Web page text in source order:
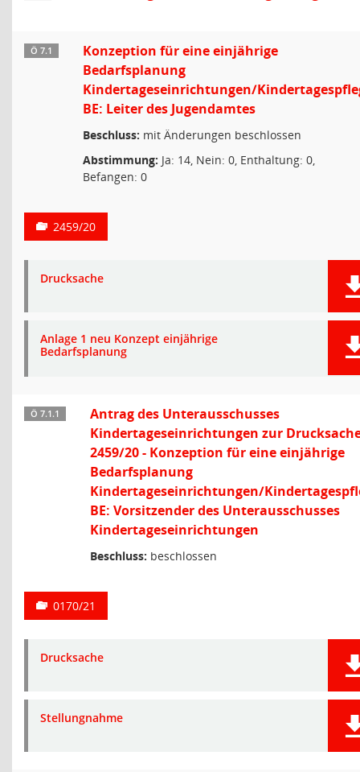
Ö 7.1
Konzeption für eine einjährige
Bedarfsplanung
Kindertageseinrichtungen/
BE: Leiter des Jugendamtes
Beschluss: mit Änderungen beschlossen
Abstimmung: Ja: 14, Nein: 0, Enthaltung: 0,
Befangen: 0
2459/20
Drucksache
Anlage 1 neu Konzept einjährige
Bedarfsplanung
Ö 7.1.1
Antrag des Unterausschusses
Kindertageseinrichtungen zur
2459/20 - Konzeption für eine einjährige
Bedarfsplanung
Kindertageseinrichtungen/
BE: Vorsitzender des Unterausschusses
Kindertageseinrichtungen
Beschluss: beschlossen
0170/21
Drucksache
Stellungnahme